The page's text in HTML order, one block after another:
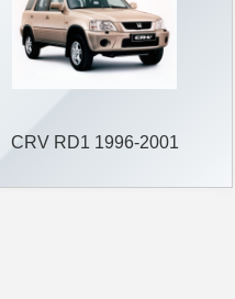
CRV RD1 1996-2001